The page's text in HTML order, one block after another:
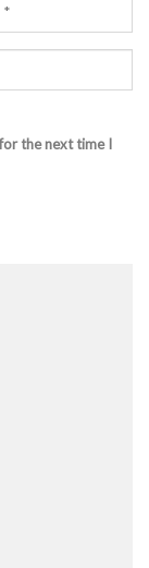
the next time I